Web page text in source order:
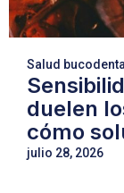
Salud bucodental
duelen
cómo
julio 28, 2026